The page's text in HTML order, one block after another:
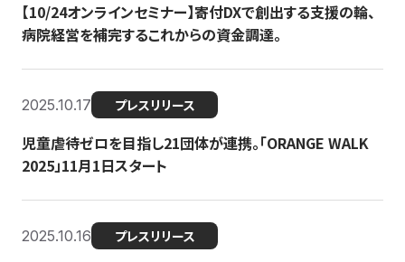
【10/24オンラインセミナー】寄付DXで創出する支援の輪、
病院経営を補完するこれからの資金調達。
2025.10.17 プレスリリース
児童虐待ゼロを目指し21団体が連携。「ORANGE WALK
2025」11月1日スタート
2025.10.16 プレスリリース